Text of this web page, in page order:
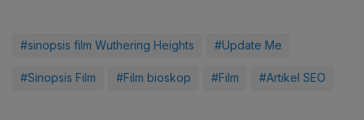
#sinopsis film Wuthering Heights #Update Me
#Sinopsis Film #Film bioskop #Film #Artikel SEO